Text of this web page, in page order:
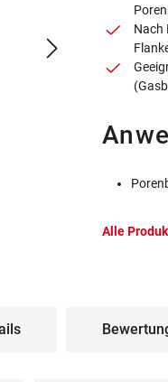
Nach
Alle